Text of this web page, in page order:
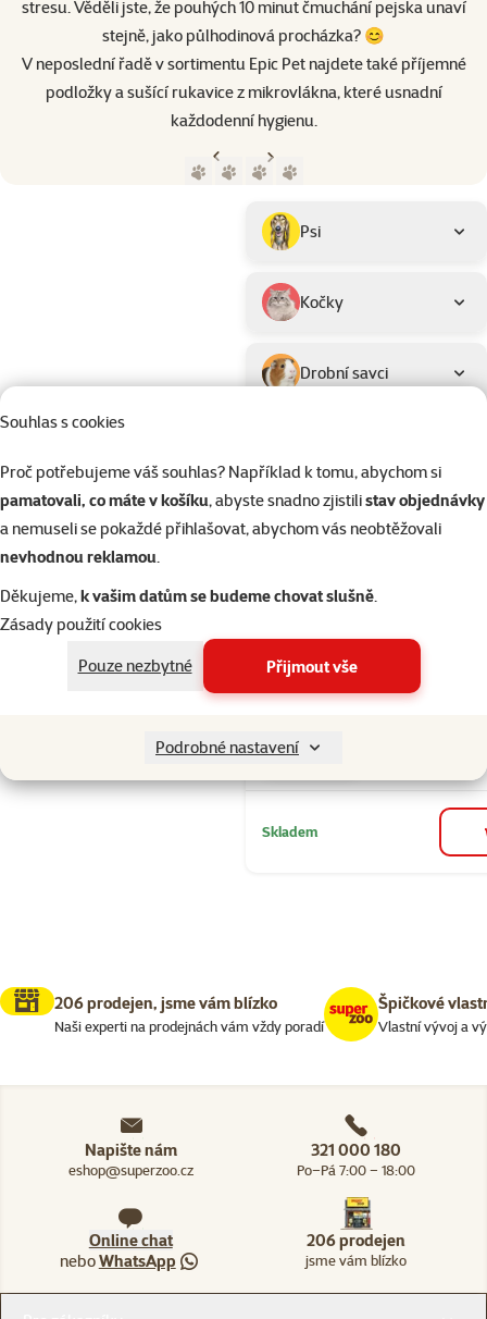
Souhlas s cookies
Proč potřebujeme váš souhlas? Například k tomu, abychom si
pamatovali, co máte v košíku, abyste snadno zjistilistav objednávky
a nemuseli se pokaždé přihlašovat, abychom vás neobtěžovali
nevhodnou reklamou.
Děkujeme,k vašim datům se budeme chovat slušně.
Zásady použití cookies
Pouze nezbytné
Přijmout vše
Podrobné nastavení
stresu. Věděli jste, že pouhých 10 minut čmuchání pejska unaví
stejně, jako půlhodinová procházka? 😊
V neposlední řadě v sortimentu Epic Pet najdete také příjemné
podložky a sušící rukavice z mikrovlákna, které usnadní
každodenní hygienu.
Předchozí stranaNásledující strana
Podkategorie
Psi
Kočky
Drobní savci
1
Hodnocení
Hodnocení 80%
Barva
Zelená
Seřadit
Epic Pet
pro kočky
Skladem
206 prodejen, jsme vám blízko
Naši experti na prodejnách vám vždy poradí
Špičkové
Vlastní vývoj a
Napište nám
eshop@superzoo.cz
321 000 180
Po–Pá 7:00 – 18:00
Online chat
neboWhatsApp
206 prodejen
jsme vám blízko